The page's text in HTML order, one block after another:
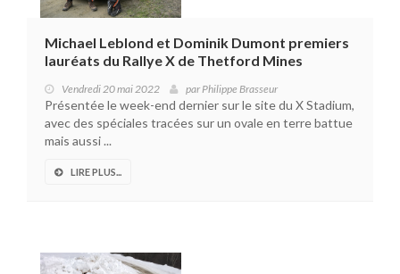
Michael Leblond et Dominik Dumont premiers
lauréats du Rallye X de Thetford Mines
Vendredi 20 mai 2022 parPhilippe Brasseur
Présentée le week-end dernier sur le site du X Stadium,
avec des spéciales tracées sur un ovale en terre battue
mais aussi ...
LIRE PLUS...